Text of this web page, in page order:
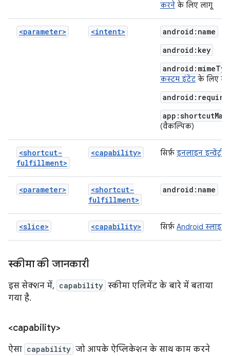
करने के लिए लागू
<parameter> <intent>
android:name
android:key
कस्टम इंटेंट के लिए
(वैकल्पिक)
<shortcut-
fulfillment>
<capability> सिर्फ़ इनलाइन इन्वेंट्री
<parameter>
<shortcut-
fulfillment>
android:name
<slice> <capability> सिर्फ़ Android स्लाइस
स्कीमा की जानकारी
इस सेक्शन में, capability स्कीमा एलिमेंट के बारे में बताया
गया है.
<capability>
ऐसा capability जो आपके ऐप्लिकेशन के साथ काम करने